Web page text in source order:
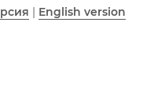
| English version